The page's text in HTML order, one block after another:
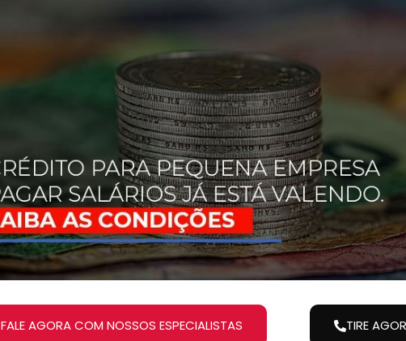
FALE AGORA COM NOSSOS ESPECIALISTAS TIRE